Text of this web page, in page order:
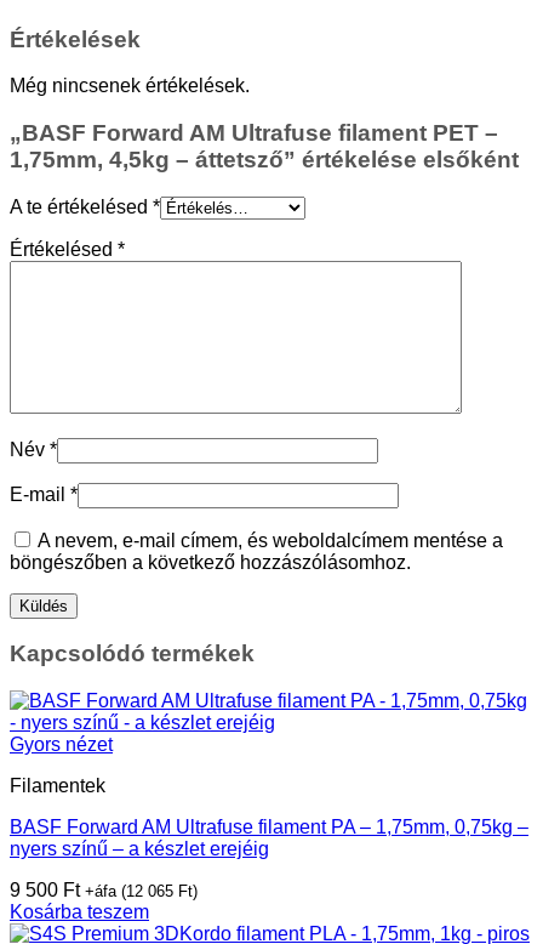
Értékelések
Még nincsenek értékelések.
„BASF Forward AM Ultrafuse filament PET –
1,75mm, 4,5kg – áttetsző” értékelése elsőként
A te értékelésed *
Értékelésed *
Név *
E-mail *
A nevem, e-mail címem, és weboldalcímem mentése a
böngészőben a következő hozzászólásomhoz.
Kapcsolódó termékek
Gyors nézet
Filamentek
BASF Forward AM Ultrafuse filament PA – 1,75mm, 0,75kg –
nyers színű – a készlet erejéig
9 500 Ft +áfa (12 065 Ft)
Kosárba teszem